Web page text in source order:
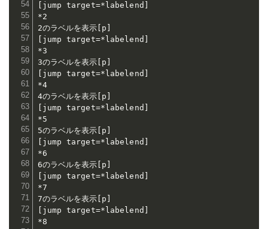
[jump target=*labelend]
*2
2のラベルを表示[p]
[jump target=*labelend]
*3
3のラベルを表示[p]
[jump target=*labelend]
*4
4のラベルを表示[p]
[jump target=*labelend]
*5
5のラベルを表示[p]
[jump target=*labelend]
*6
6のラベルを表示[p]
[jump target=*labelend]
*7
7のラベルを表示[p]
[jump target=*labelend]
*8